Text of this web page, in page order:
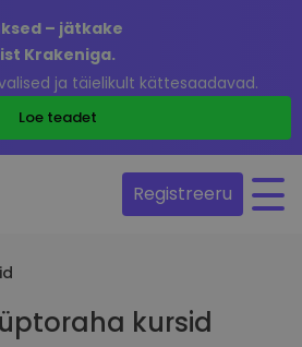
– jätkake
Krakeniga.
ja täielikult kättesaadavad.
Loe teadet
Registreeru
kursid